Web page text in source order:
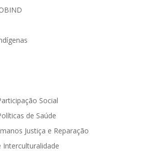
Social
de Saúde
Justiça e Reparação
Interculturalidade